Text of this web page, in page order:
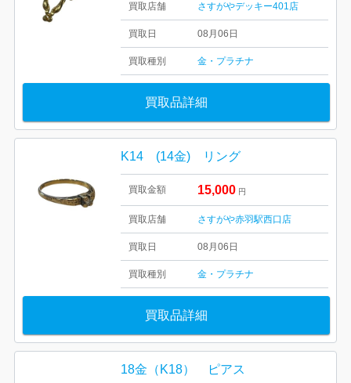
買取店舗 さすがやデッキー401店
買取日 08月06日
買取種別 金・プラチナ
買取品詳細
K14 (14金) リング
買取金額 15,000 円
買取店舗 さすがや赤羽駅西口店
買取日 08月06日
買取種別 金・プラチナ
買取品詳細
18金（K18） ピアス